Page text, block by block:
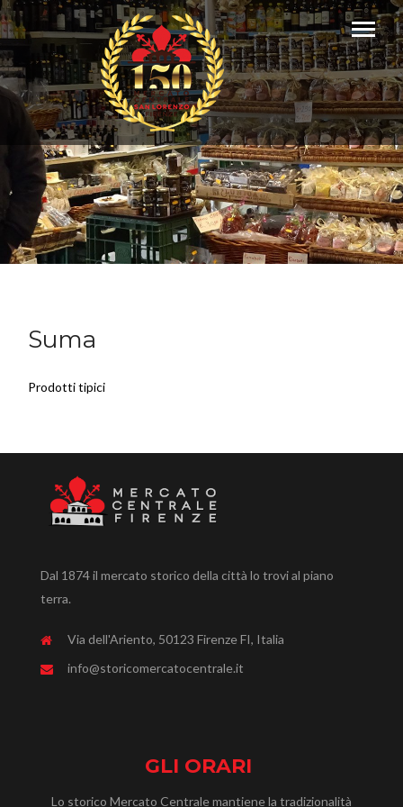
Suma
Prodotti tipici
Dal 1874 il mercato storico della città lo trovi al piano
terra.
Via dell'Ariento, 50123 Firenze FI, Italia
info@storicomercatocentrale.it
GLI ORARI
Lo storico Mercato Centrale mantiene la tradizionalità